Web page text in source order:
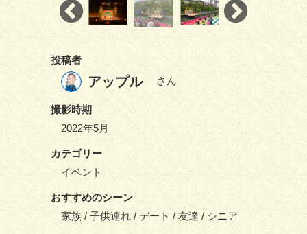
投稿者
アップル さん
撮影時期
2022年5月
カテゴリー
イベント
おすすめのシーン
家族 / 子供連れ / デート / 友達 / シニア